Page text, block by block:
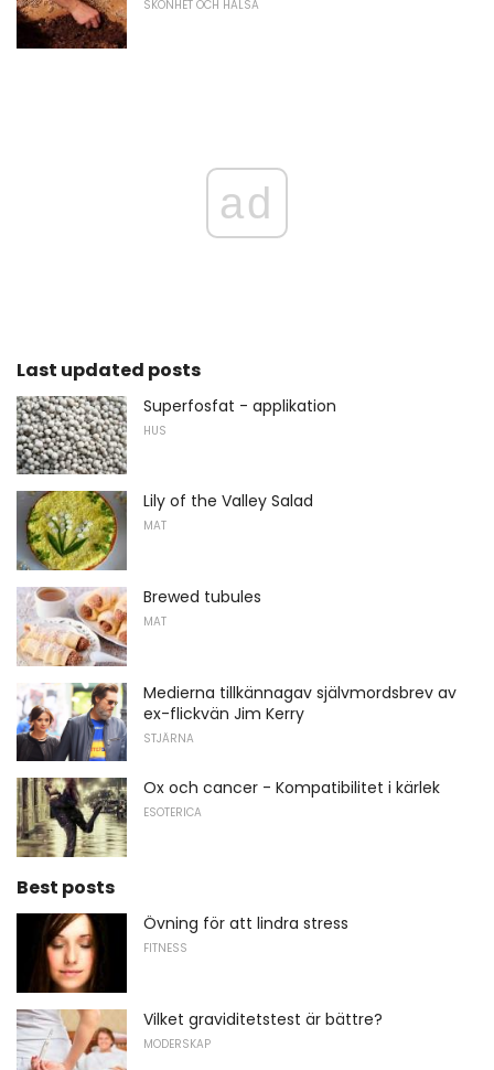
SKÖNHET OCH HÄLSA
ad
Last updated posts
Superfosfat - applikation
HUS
Lily of the Valley Salad
MAT
Brewed tubules
MAT
Medierna tillkännagav självmordsbrev av
ex-flickvän Jim Kerry
STJÄRNA
Ox och cancer - Kompatibilitet i kärlek
ESOTERICA
Best posts
Övning för att lindra stress
FITNESS
Vilket graviditetstest är bättre?
MODERSKAP